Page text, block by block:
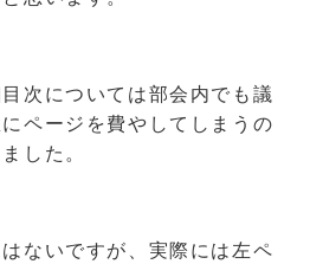
次については部会内でも議
ページを費やしてしまうの
した。
はないですが、実際には左ペ